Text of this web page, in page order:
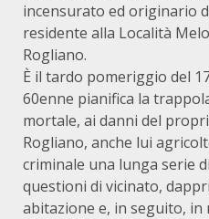
incensurato ed originario
residente alla Località
Rogliano.
È il tardo pomeriggio del
60enne pianifica la
mortale, ai danni del
Rogliano, anche lui
criminale una lunga serie
questioni di vicinato,
abitazione e, in seguito,